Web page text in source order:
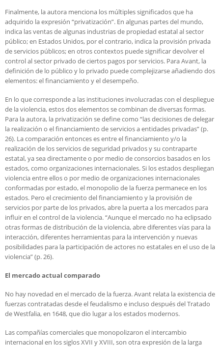
Finalmente, la autora menciona los múltiples significados que ha
adquirido la expresión “privatización”. En algunas partes del mundo,
indica las ventas de algunas industrias de propiedad estatal al sector
público; en Estados Unidos, por el contrario, indica la provisión privada
de servicios públicos; en otros contextos puede significar devolver el
control al sector privado de ciertos pagos por servicios. Para Avant, la
definición de lo público y lo privado puede complejizarse añadiendo dos
elementos: el financiamiento y el desempeño.
En lo que corresponde a las instituciones involucradas con el despliegue
de la violencia, estos dos elementos se combinan de diversas formas.
Para la autora, la privatización se define como “las decisiones de delegar
la realización o el financiamiento de servicios a entidades privadas” (p.
26). La comparación entonces es entre el financiamiento y/o la
realización de los servicios de seguridad privados y su contraparte
estatal, ya sea directamente o por medio de consorcios basados en los
estados, como organizaciones internacionales. Si los estados despliegan
violencia entre ellos o por medio de organizaciones internacionales
conformadas por estado, el monopolio de la fuerza permanece en los
estados. Pero el crecimiento del financiamiento y la provisión de
servicios por parte de los privados, abre la puerta a los mercados para
influir en el control de la violencia. “Aunque el mercado no ha eclipsado
otras formas de distribución de la violencia, abre diferentes vías para la
interacción, diferentes herramientas para la intervención y nuevas
posibilidades para la participación de actores no estatales en el uso de la
violencia” (p. 26).
El mercado actual comparado
No hay novedad en el mercado de la fuerza. Avant relata la existencia de
fuerzas contratadas desde el feudalismo e incluso después del Tratado
de Westfalia, en 1648, que dio lugar a los estados modernos.
Las compañías comerciales que monopolizaron el intercambio
internacional en los siglos XVII y XVIII, son otra expresión de la larga